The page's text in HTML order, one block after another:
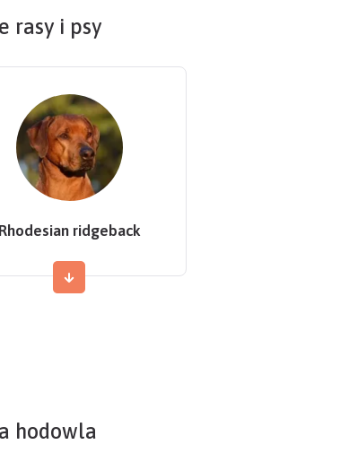
rasy i psy
Rhodesian ridgeback
hodowla